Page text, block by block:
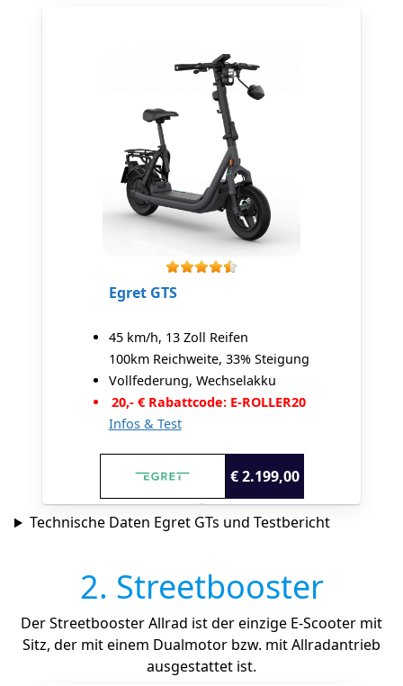
Egret GTS
45 km/h, 13 Zoll Reifen
100km Reichweite, 33% Steigung
Vollfederung, Wechselakku
20,- € Rabattcode: E-ROLLER20
Infos & Test
€ 2.199,00
Technische Daten Egret GTs und Testbericht
2. Streetbooster
Der Streetbooster Allrad ist der einzige E-Scooter mit
Sitz, der mit einem Dualmotor bzw. mit Allradantrieb
ausgestattet ist.